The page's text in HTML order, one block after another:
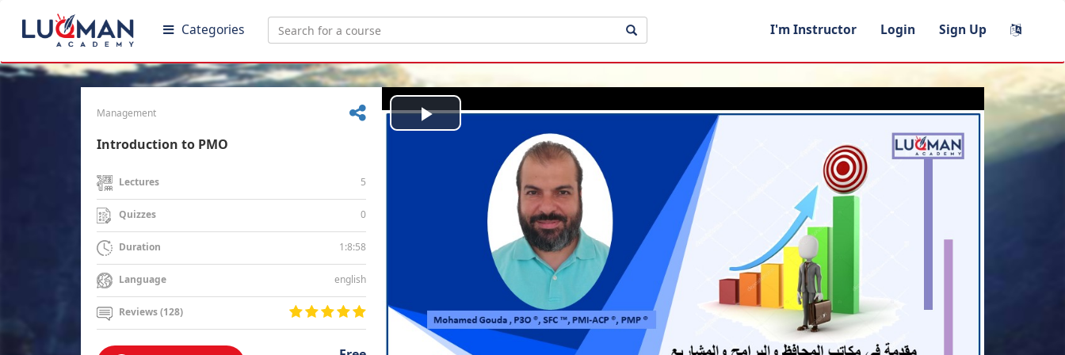
Categories I'm Instructor Login Sign Up
Management
Introduction to PMO
Lectures 5
Quizzes 0
Duration 1:8:58
Language english
Reviews (128)
Play